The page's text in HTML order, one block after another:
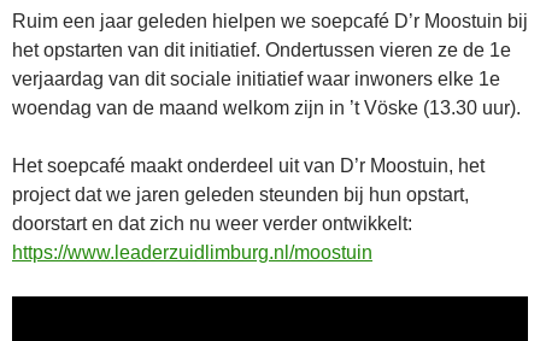
Ruim een jaar geleden hielpen we soepcafé D’r Moostuin bij
het opstarten van dit initiatief. Ondertussen vieren ze de 1e
verjaardag van dit sociale initiatief waar inwoners elke 1e
woendag van de maand welkom zijn in ’t Vöske (13.30 uur).
Het soepcafé maakt onderdeel uit van D’r Moostuin, het
project dat we jaren geleden steunden bij hun opstart,
doorstart en dat zich nu weer verder ontwikkelt:
https://www.leaderzuidlimburg.nl/moostuin